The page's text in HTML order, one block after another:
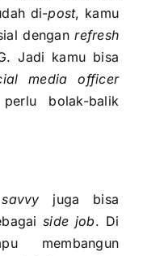
di-post, kamu
denganrefresh
Jadi kamu bisa
media officer
bolak-balik
juga bisa
side job. Di
membangun